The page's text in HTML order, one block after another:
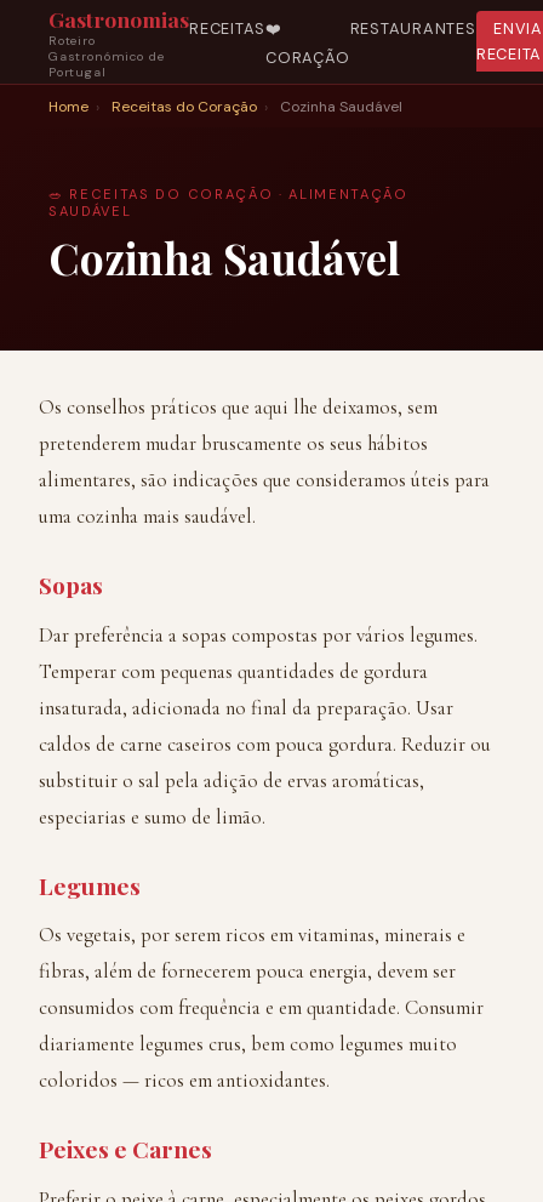
Gastronomias
Roteiro
Gastronómico de
Portugal
RECEITAS❤️
CORAÇÃO
RESTAURANTES
RECEITA
Home › Receitas do Coração › Cozinha Saudável
🥗 RECEITAS DO CORAÇÃO · ALIMENTAÇÃO
SAUDÁVEL
Cozinha Saudável
Os conselhos práticos que aqui lhe deixamos, sem
pretenderem mudar bruscamente os seus hábitos
alimentares, são indicações que consideramos úteis para
uma cozinha mais saudável.
Sopas
Dar preferência a sopas compostas por vários legumes.
Temperar com pequenas quantidades de gordura
insaturada, adicionada no final da preparação. Usar
caldos de carne caseiros com pouca gordura. Reduzir ou
substituir o sal pela adição de ervas aromáticas,
especiarias e sumo de limão.
Legumes
Os vegetais, por serem ricos em vitaminas, minerais e
fibras, além de fornecerem pouca energia, devem ser
consumidos com frequência e em quantidade. Consumir
diariamente legumes crus, bem como legumes muito
coloridos — ricos em antioxidantes.
Peixes e Carnes